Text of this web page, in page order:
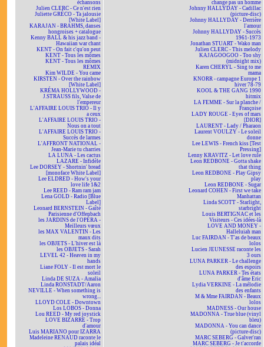
échansons
Julien CLERC - Ce n'est rien
Juliette GRÉCO - Ta jalousie
[White Label]
KARAJAN - BRAHMS, danses
hongroises + catalogue
Kenny BALL & his jazz band -
Hawaiian war chant
KENT - On fait c'qu'on peut
KENT - Tous les mômes
KENT - Tous les mômes
REMIX
Kim WILDE - You came
KIRSTEN - Over the rainbow
[White Label]
KRÉMA HOLLYWOOD -
J.STRAUSS fils, Valse de
l'empereur
L'AFFAIRE LOUIS TRIO - Il y
a ceux
L'AFFAIRE LOUIS TRIO -
Nous on a tout
L'AFFAIRE LOUIS TRIO -
Succès de larmes
L'AFFRONT NATIONAL -
Jean-Marie tu charries
LA LUNA - Les cactus
LAZARE - Infidèle
Lee DORSEY - Shortnin' bread
[monoface White Label]
Lee ELDRED - How's your
love life 1&2
Lee REED - Ram ram jam
Lena GOLD - Radio [Blue
Label]
Leonard BERNSTEIN - Gaîté
Parisienne d'Offenbach
les JARDINS de l'OPÉRA -
Meilleurs vœux
les MAX VALENTIN - Les
maux dits
les OBJETS - L'hiver est là
les OBJETS - Sarah
LEVEL 42 - Heaven in my
hands
Liane FOLY - Il est mort le
soleil
Linda DE SUZA - Amalia
Linda RONSTADT/Aaron
NEVILLE - When something is
wrong...
LLOYD COLE - Downtown
Los LOBOS - Donna
Lou REED - My red joystick
LOVE BIZARRE - Trop
d'amour
Luis MARIANO pour IZARRA
Madeleine RENAUD raconte le
palais idéal
change pas un homme
Johnny HALLYDAY - Cadillac
(picture-disc)
Johnny HALLYDAY - Derrière
l'amour
Johnny HALLYDAY - Succès
1961-1973
Jonathan STUART - Wako man
Julien CLERC - This melody
KAJAGOOGOO - Too shy
(midnight mix)
Karen CHERYL - Sing to me
mama
KNORR - campagne Europe 1
hiver 78-79
KOOL & THE GANG 1990
hitmix
LA FEMME - Sur la planche /
Françoise
LADY ROUGE - Eyes of mars
[DIOR]
LAURENT - Lady / Pharaon
Laurent VOULZY - Le soleil
donne
Lee LEWIS - French kiss [Test
Pressing]
Lenny KRAVITZ - Let love rule
Leon REDBONE - Gotta shake
that thing
Leon REDBONE - Play Gipsy
play
Leon REDBONE - Sugar
Leonard COHEN - First we take
Manhattan
Linda SCOTT - Starlight,
starbright
Louis BERTIGNAC et les
Visiteurs - Ces idées-là
LOVE AND MONEY -
Halleluiah man
Luc FAIRDAN - T'as de beaux
lolos
Lucien JEUNESSE raconte les
3 ours
LUNA PARKER - Le challenge
des espoirs
LUNA PARKER - Tes états
d'âme Eric
Lydia VERKINE - La mélodie
des enfants
M & Mme FAIRDAN - Beaux
lolos
MADNESS - Our house
MADONNA - True blue (vinyl
bleu)
MADONNA - You can dance
(picture-disc)
MARC SEBERG - Galver'ran
MARC SEBERG - Je t'accorde